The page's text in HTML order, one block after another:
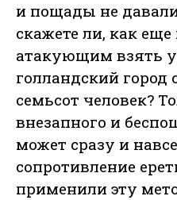
и пощады не
скажете ли, как
атакующим взять
голландский город
семьсот человек?
внезапного и
может сразу и
сопротивление
применили эту